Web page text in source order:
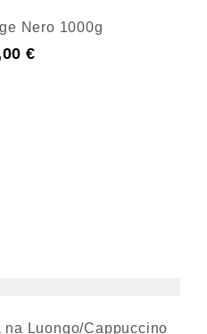
Nero 1000g
€
Luongo/Cappuccino